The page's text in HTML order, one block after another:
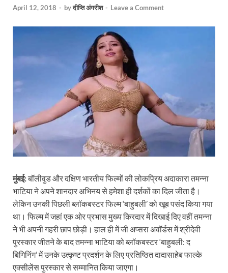
April 12, 2018 - byदीप्ति अंगरीश - Leave a Comment
मुंबई:बॉलीवुड और दक्षिण भारतीय फिल्मों की लोकप्रिय अदाकारा तमन्ना
भाटिया ने अपने शानदार अभिनय से हमेशा ही दर्शकों का दिल जीता है।
लेकिन उनकी पिछली ब्लॉकबस्टर फिल्म ‘बाहुबली’ को खूब पसंद किया गया
था। फिल्म में जहां एक ओर प्रभास मुख्य किरदार में दिखाई दिए वहीं तमन्ना
ने भी अपनी गहरी छाप छोड़ी। हाल ही में जी अप्सरा अवॉर्डस में श्रीदेवी
पुरस्कार जीतने के बाद तमन्ना भाटिया को ब्लॉकबस्टर ‘बाहुबली: द
बिगिनिंग’ में उनके उत्कृष्ट प्रदर्शन के लिए प्रतिष्ठित दादासाहेब फाल्के
एक्सीलेंस पुरस्कार से सम्मानित किया जाएगा।